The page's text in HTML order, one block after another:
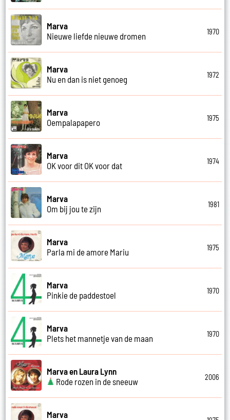
Marva
Nieuwe liefde nieuwe dromen
1970
Marva
Nu en dan is niet genoeg
1972
Marva
Oempalapapero
1975
Marva
OK voor dit OK voor dat
1974
Marva
Om bij jou te zijn
1981
Marva
Parla mi de amore Mariu
1975
Marva
Pinkie de paddestoel
1970
Marva
Plets het mannetje van de maan
1970
Marva en Laura Lynn
Rode rozen in de sneeuw
2006
Marva